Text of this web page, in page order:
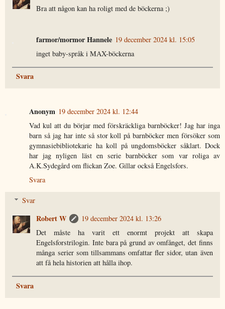
Bra att någon kan ha roligt med de böckerna ;)
farmor/mormor Hannele 19 december 2024 kl. 15:05
inget baby-språk i MAX-böckerna
Svara
Anonym 19 december 2024 kl. 12:44
Vad kul att du börjar med förskräckliga barnböcker! Jag har inga
barn så jag har inte så stor koll på barnböcker men försöker som
gymnasiebibliotekarie ha koll på ungdomsböcker såklart. Dock
har jag nyligen läst en serie barnböcker som var roliga av
A.K.Sydegård om flickan Zoe. Gillar också Engelsfors.
Svara
Svar
Robert W
19 december 2024 kl. 13:26
Det måste ha varit ett enormt projekt att skapa
Engelsforstrilogin. Inte bara på grund av omfånget, det finns
många serier som tillsammans omfattar fler sidor, utan även
att få hela historien att hålla ihop.
Svara